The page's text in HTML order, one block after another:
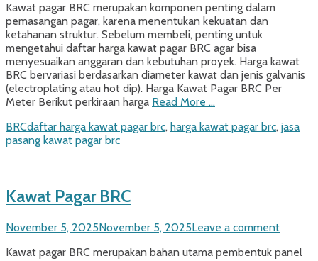
Kawat pagar BRC merupakan komponen penting dalam
pemasangan pagar, karena menentukan kekuatan dan
ketahanan struktur. Sebelum membeli, penting untuk
mengetahui daftar harga kawat pagar BRC agar bisa
menyesuaikan anggaran dan kebutuhan proyek. Harga kawat
BRC bervariasi berdasarkan diameter kawat dan jenis galvanis
(electroplating atau hot dip). Harga Kawat Pagar BRC Per
Meter Berikut perkiraan harga Read More …
Categories
BRCTags
daftar harga kawat pagar brc, harga kawat pagar brc, jasa
pasang kawat pagar brc
Kawat Pagar BRC
Posted
November 5, 2025November 5, 2025Leave a comment
Kawat pagar BRC merupakan bahan utama pembentuk panel